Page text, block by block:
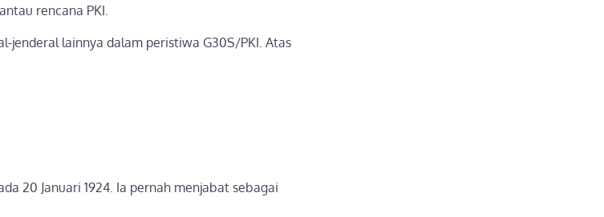
rencana PKI.
jenderal lainnya dalam peristiwa G30S/PKI. Atas
20 Januari 1924. Ia pernah menjabat sebagai